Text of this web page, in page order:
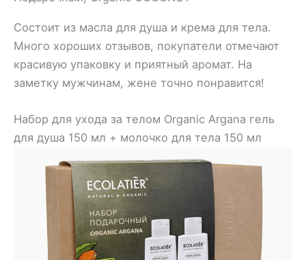
Состоит из масла для душа и крема для тела.
Много хороших отзывов, покупатели отмечают
красивую упаковку и приятный аромат. На
заметку мужчинам, жене точно понравится!
Набор для ухода за телом Organic Argana гель
для душа 150 мл + молочко для тела 150 мл